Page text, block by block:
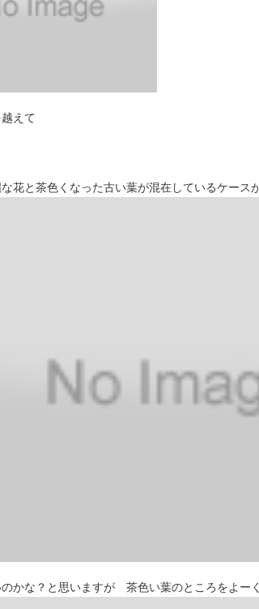
えて
花と茶色くなった古い葉が混在しているケース
かな？と思いますが 茶色い葉のところをよー